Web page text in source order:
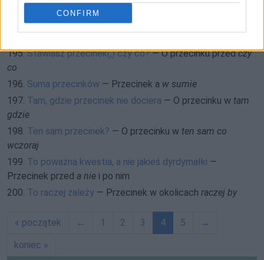
CONFIRM
przecinek przedjak należy?
194.Stawiaj przecinki według zasad
195.Stawiasz przecinek(,) czy co?— O przecinku przedczy
co
196. Suma przecinków — Przecinek a w sumie
197. Tam, gdzie przecinek nie dociera — O przecinku w tam
gdzie
198. Ten sam przecinek? — O przecinku w ten sam co
wczoraj
199. To poważna kwestia, a nie jakieś dyrdymałki —
Przecinek przed a nie i po nim
200. To raczej zależy — Przecinek w okolicach raczej by
« początek ← 1 2 3 4 5
→
koniec »